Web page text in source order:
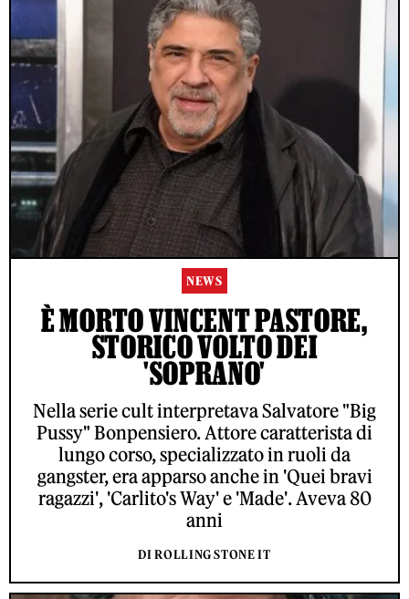
NEWS
È MORTO VINCENT PASTORE,
STORICO VOLTO DEI
'SOPRANO'
Nella serie cult interpretava Salvatore "Big
Pussy" Bonpensiero. Attore caratterista di
lungo corso, specializzato in ruoli da
gangster, era apparso anche in 'Quei bravi
ragazzi', 'Carlito's Way' e 'Made'. Aveva 80
anni
DI ROLLING STONE IT